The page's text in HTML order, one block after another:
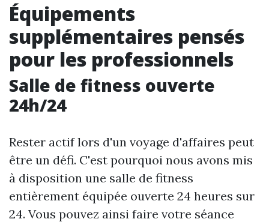
Équipements
supplémentaires pensés
pour les professionnels
Salle de fitness ouverte
24h/24
Rester actif lors d'un voyage d'affaires peut
être un défi. C'est pourquoi nous avons mis
à disposition une salle de fitness
entièrement équipée ouverte 24 heures sur
24. Vous pouvez ainsi faire votre séance